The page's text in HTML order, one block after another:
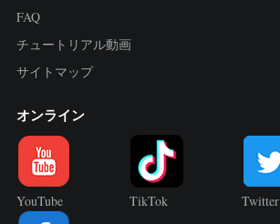
FAQ
チュートリアル動画
サイトマップ
オンライン
YouTube TikTok Twitter